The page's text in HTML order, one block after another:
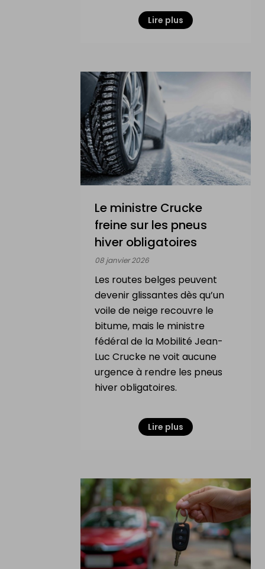
Lire plus
Le ministre Crucke
freine sur les pneus
hiver obligatoires
08 janvier 2026
Les routes belges peuvent
devenir glissantes dès qu’un
voile de neige recouvre le
bitume, mais le ministre
fédéral de la Mobilité Jean-
Luc Crucke ne voit aucune
urgence à rendre les pneus
hiver obligatoires.
Lire plus